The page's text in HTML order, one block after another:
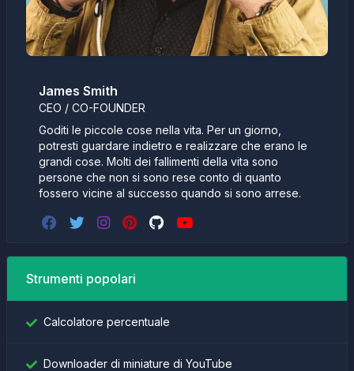
James Smith
CEO / CO-FOUNDER
Goditi le piccole cose nella vita. Per un giorno,
potresti guardare indietro e realizzare che erano le
grandi cose. Molti dei fallimenti della vita sono
persone che non si sono rese conto di quanto
fossero vicine al successo quando si sono arrese.
Strumenti popolari
Calcolatore percentuale
Downloader di miniature di YouTube